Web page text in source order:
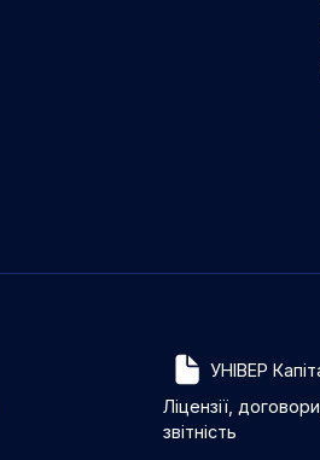
УНІВЕР
Ліцензії,
звітність